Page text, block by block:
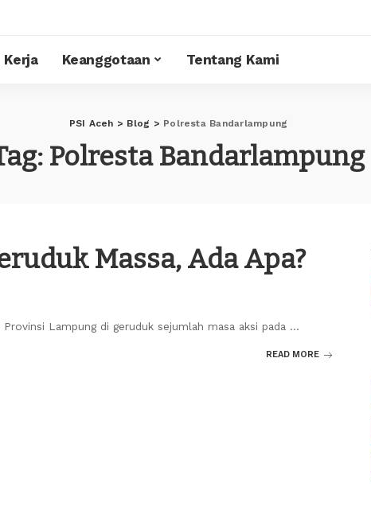
Kerja Keanggotaan Tentang Kami
PSI Aceh > Blog > Polresta Bandarlampung
Polresta Bandarlampung
Massa, Ada Apa?
Lampung di geruduk sejumlah masa aksi pada ...
READ MORE